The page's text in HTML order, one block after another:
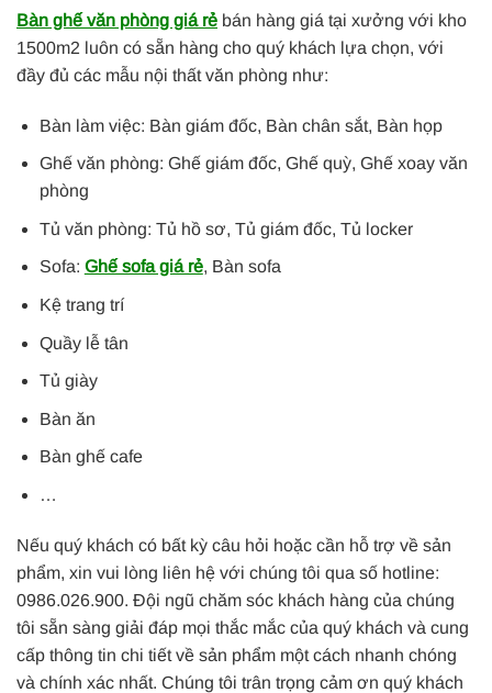
Bàn ghế văn phòng giá rẻ bán hàng giá tại xưởng với kho
1500m2 luôn có sẵn hàng cho quý khách lựa chọn, với
đầy đủ các mẫu nội thất văn phòng như:
Bàn làm việc: Bàn giám đốc, Bàn chân sắt, Bàn họp
Ghế văn phòng: Ghế giám đốc, Ghế quỳ, Ghế xoay văn
phòng
Tủ văn phòng: Tủ hồ sơ, Tủ giám đốc, Tủ locker
Sofa: Ghế sofa giá rẻ, Bàn sofa
Kệ trang trí
Quầy lễ tân
Tủ giày
Bàn ăn
Bàn ghế cafe
…
Nếu quý khách có bất kỳ câu hỏi hoặc cần hỗ trợ về sản
phẩm, xin vui lòng liên hệ với chúng tôi qua số hotline:
0986.026.900. Đội ngũ chăm sóc khách hàng của chúng
tôi sẵn sàng giải đáp mọi thắc mắc của quý khách và cung
cấp thông tin chi tiết về sản phẩm một cách nhanh chóng
và chính xác nhất. Chúng tôi trân trọng cảm ơn quý khách